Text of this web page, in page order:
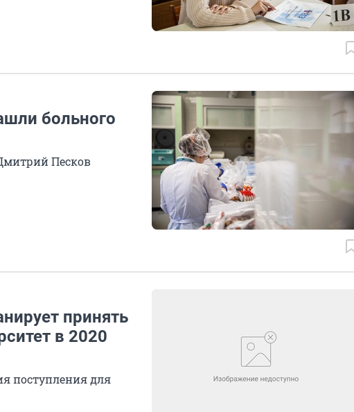
больного
Песков
принять
в 2020
поступления для